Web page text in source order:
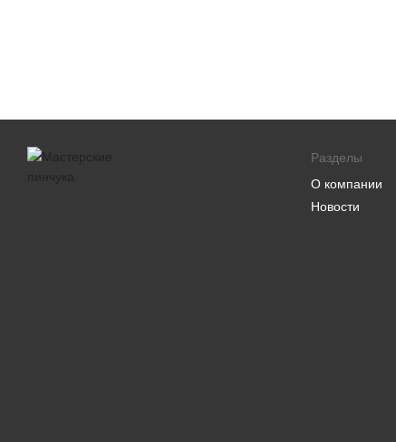
Разделы
О компании
Новости